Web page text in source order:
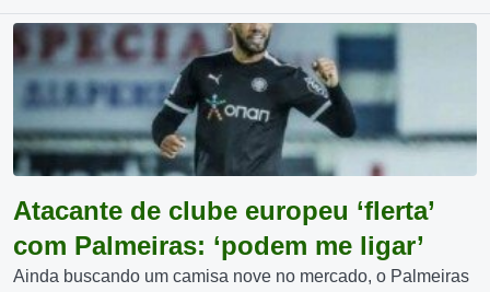
Atacante de clube europeu ‘flerta’
com Palmeiras: ‘podem me ligar’
Ainda buscando um camisa nove no mercado, o Palmeiras